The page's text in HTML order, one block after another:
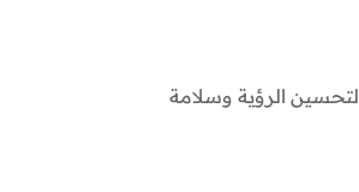
حبوب Optivision لتحسين الرؤية وسلامة